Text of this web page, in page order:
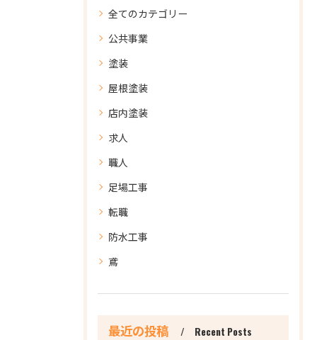
全てのカテゴリー
公共事業
塗装
屋根塗装
店内塗装
求人
職人
足場工事
転職
防水工事
鳶
最近の投稿 Recent Posts